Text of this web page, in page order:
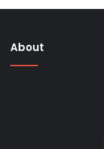
About